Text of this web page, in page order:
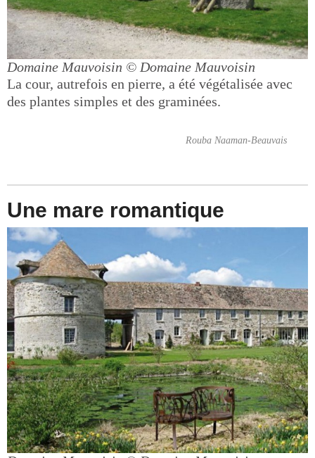
Domaine Mauvoisin © Domaine Mauvoisin
La cour, autrefois en pierre, a été végétalisée avec
des plantes simples et des graminées.
Rouba Naaman-Beauvais
Une mare romantique